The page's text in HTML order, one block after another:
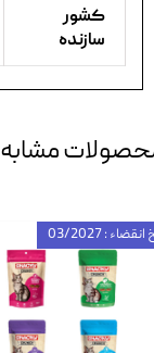
کشور
سازنده
مشابه
: 03/2027